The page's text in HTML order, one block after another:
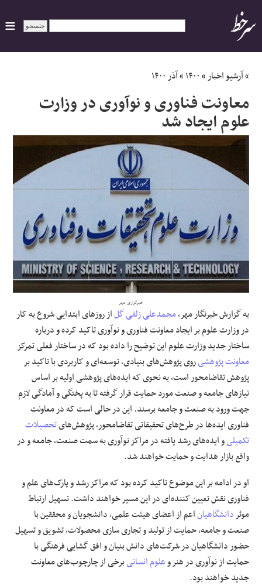
ایران
سیاسی
اقتصاد
ورزشی
اجتماعی
حوادث
علوم و فن آوری
فرهنگی و هنری
مقالات
»آرشیو اخبار»۱۴۰۰»آذر ۱۴۰۰
معاونت فناوری و نوآوری در وزارت
علوم ایجاد شد
خبرگزاری مهر
به گزارش خبرنگار مهر،محمدعلی زلفی گلاز روزهای ابتدایی شروع به کار
در وزارت علوم بر ایجاد معاونت فناوری و نوآوری تاکید کرده و درباره
ساختار جدید وزارت علوم این توضیح را داده بود که در ساختار فعلیتمرکز
معاونت پژوهشیروی پژوهش‌های بنیادی، توسعه‌ای و کاربردی با تاکید بر
پژوهش تقاضامحور است، به نحوی که ایده‌های پژوهشی اولیهبر اساس
نیازهای جامعه و صنعت موردحمایتقرار گرفته تا به پختگی و آمادگی لازم
جهت ورود به صنعت وجامعهبرسند. این در حالی است که در معاونت
فناوری ایده‌ها در طرح‌های تحقیقاتی تقاضامحور، پژوهش‌هایتحصیلات
تکمیلیوایده‌هایرشد یافته در مراکز نوآوری به سمت صنعت، جامعه ودر
واقعبازار هدایت وحمایتخواهند شد.
او در ادامه بر این موضوع تاکید کرده بود که مراکز رشد و پارک‌های علم و
فناوری نقش تعیین کننده‌ای در اینمسیرخواهند داشت. تسهیل ارتباط
موثردانشگاهیاناعم از اعضای هیئت علمی، دانشجویان و محققین با
صنعت و جامعه،حمایتاز تولید و تجاری سازی محصولات، تشویق و تسهیل
حضور دانشگاهیان در شرکت‌های دانشبنیانو افق گشایی فرهنگی با
حمایتاز نوآوری در هنر وعلوم انسانیبرخی از چارچوب‌های معاونت
جدید خواهند بود.